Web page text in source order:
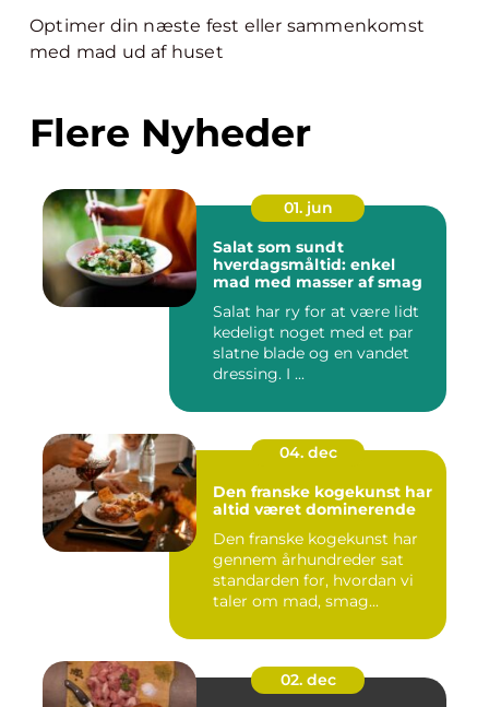
Optimer din næste fest eller sammenkomst
med mad ud af huset
Flere Nyheder
01. jun
Salat som sundt
hverdagsmåltid: enkel
mad med masser af smag
Salat har ry for at være lidt
kedeligt noget med et par
slatne blade og en vandet
dressing. I ...
04. dec
Den franske kogekunst har
altid været dominerende
Den franske kogekunst har
gennem århundreder sat
standarden for, hvordan vi
taler om mad, smag...
02. dec